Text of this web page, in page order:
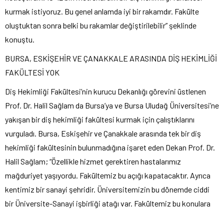
kurmak istiyoruz. Bu genel anlamda iyi bir rakamdır. Fakülte
oluştuktan sonra belki bu rakamlar değiştirilebilir” şeklinde
konuştu.
BURSA, ESKİŞEHİR VE ÇANAKKALE ARASINDA DİŞ HEKİMLİĞİ
FAKÜLTESİ YOK
Diş Hekimliği Fakültesi’nin kurucu Dekanlığı görevini üstlenen
Prof. Dr. Halil Sağlam da Bursa’ya ve Bursa Uludağ Üniversitesi’ne
yakışan bir diş hekimliği fakültesi kurmak için çalıştıklarını
vurguladı. Bursa, Eskişehir ve Çanakkale arasında tek bir diş
hekimliği fakültesinin bulunmadığına işaret eden Dekan Prof. Dr.
Halil Sağlam; “Özellikle hizmet gerektiren hastalarımız
mağduriyet yaşıyordu. Fakültemiz bu açığı kapatacaktır. Ayrıca
kentimiz bir sanayi şehridir. Üniversitemizin bu dönemde ciddi
bir Üniversite-Sanayi işbirliği atağı var. Fakültemiz bu konulara